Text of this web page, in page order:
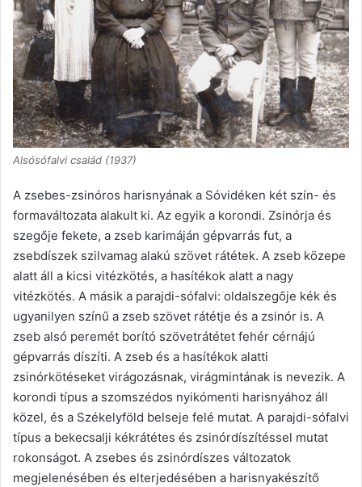
Alsósófalvi család (1937)
A zsebes-zsinóros harisnyának a Sóvidéken két szín- és
formaváltozata alakult ki. Az egyik a korondi. Zsinórja és
szegője fekete, a zseb karimáján gépvarrás fut, a
zsebdíszek szilvamag alakú szövet rátétek. A zseb közepe
alatt áll a kicsi vitézkötés, a hasítékok alatt a nagy
vitézkötés. A másik a parajdi-sófalvi: oldalszegője kék és
ugyanilyen színű a zseb szövet rátétje és a zsinór is. A
zseb alsó peremét borító szövetrátétet fehér cérnájú
gépvarrás díszíti. A zseb és a hasítékok alatti
zsinórkötéseket virágozásnak, virágmintának is nevezik. A
korondi típus a szomszédos nyikómenti harisnyához áll
közel, és a Székelyföld belseje felé mutat. A parajdi-sófalvi
típus a bekecsalji kékrátétes és zsinórdíszítéssel mutat
rokonságot. A zsebes és zsinórdíszes változatok
megjelenésében és elterjedésében a harisnyakészítő